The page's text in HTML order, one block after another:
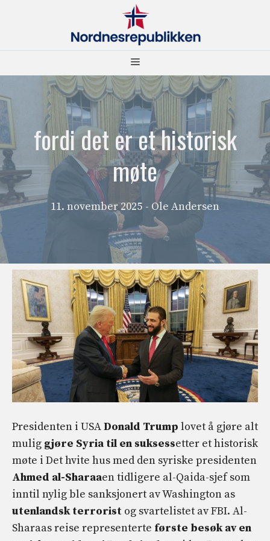
Meny
fordi det er et historisk
møte
11. november 2025 - Ole Andersen
Presidenten i USADonald Trump lovet å gjøre alt
mulig gjøre Syria til en suksessetter et historisk
møte i Det hvite hus med den syriske presidenten
Ahmed al-Sharaaen tidligere al-Qaida-sjef som
inntil nylig ble sanksjonert av Washington as
utenlandsk terrorist og svartelistet av FBI. Al-
Sharaas reise representerte første besøk av en